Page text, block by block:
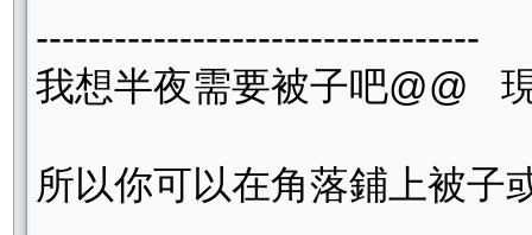
----------------------------------
我想半夜需要被子吧@@
所以你可以在角落鋪上被子